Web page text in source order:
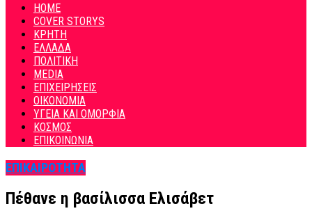
HOME
COVER STORYS
ΚΡΗΤΗ
ΕΛΛΑΔΑ
ΠΟΛΙΤΙΚΗ
MEDIA
ΕΠΙΧΕΙΡΗΣΕΙΣ
ΟΙΚΟΝΟΜΙΑ
ΥΓΕΙΑ ΚΑΙ ΟΜΟΡΦΙΑ
ΚΟΣΜΟΣ
ΕΠΙΚΟΙΝΩΝΙΑ
ΕΠΙΚΑΙΡΟΤΗΤΑ
Πέθανε η βασίλισσα Ελισάβετ